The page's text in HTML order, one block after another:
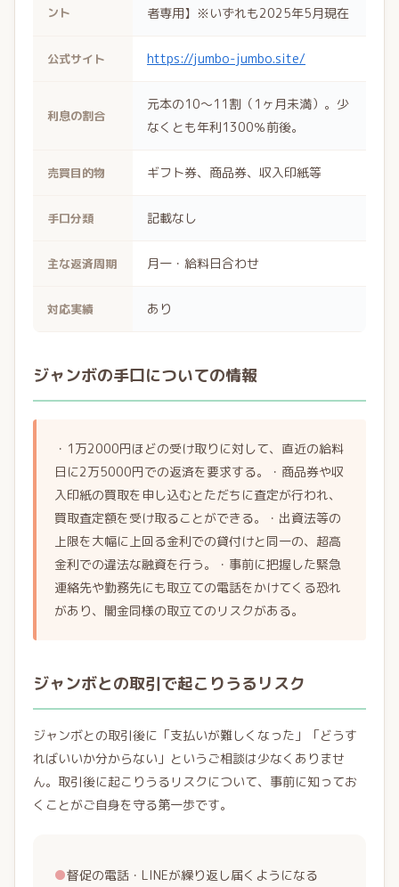
ント
者専用】※いずれも2025年5月現在
公式サイト https://jumbo-jumbo.site/
利息の割合
元本の10～11割（1ヶ月未満）。少
なくとも年利1300％前後。
売買目的物 ギフト券、商品券、収入印紙等
手口分類 記載なし
主な返済周期 月一・給料日合わせ
対応実績 あり
ジャンボの手口についての情報
・1万2000円ほどの受け取りに対して、直近の給料
日に2万5000円での返済を要求する。・商品券や収
入印紙の買取を申し込むとただちに査定が行われ、
買取査定額を受け取ることができる。・出資法等の
上限を大幅に上回る金利での貸付けと同一の、超高
金利での違法な融資を行う。・事前に把握した緊急
連絡先や勤務先にも取立ての電話をかけてくる恐れ
があり、闇金同様の取立てのリスクがある。
ジャンボとの取引で起こりうるリスク
ジャンボとの取引後に「支払いが難しくなった」「どうす
ればいいか分からない」というご相談は少なくありませ
ん。取引後に起こりうるリスクについて、事前に知ってお
くことがご自身を守る第一歩です。
●督促の電話・LINEが繰り返し届くようになる